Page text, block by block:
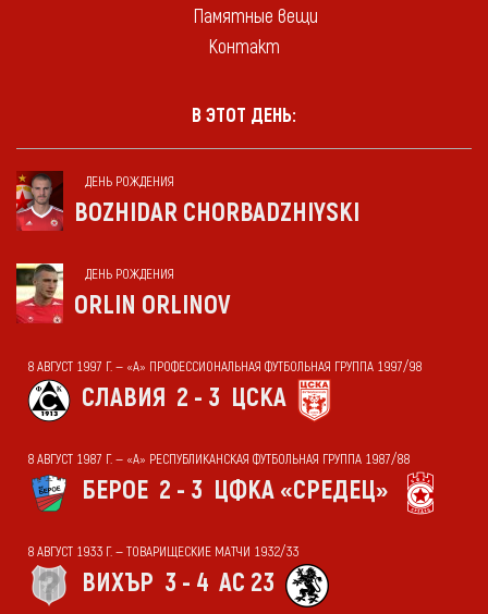
Памятные вещи
Контакт
В ЭТОТ ДЕНЬ:
ДЕНЬ РОЖДЕНИЯ
BOZHIDAR CHORBADZHIYSKI
ДЕНЬ РОЖДЕНИЯ
ORLIN ORLINOV
8 АВГУСТ 1997 Г. — «А» ПРОФЕССИОНАЛЬНАЯ ФУТБОЛЬНАЯ ГРУППА 1997/98
СЛАВИЯ 2 - 3 ЦСКА
8 АВГУСТ 1987 Г. — «А» РЕСПУБЛИКАНСКАЯ ФУТБОЛЬНАЯ ГРУППА 1987/88
БЕРОЕ 2 - 3 ЦФКА «СРЕДЕЦ»
8 АВГУСТ 1933 Г. — ТОВАРИЩЕСКИЕ МАТЧИ 1932/33
ВИХЪР 3 - 4 АС 23